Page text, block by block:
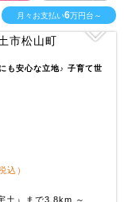
月々お支払い6万円台～
も安心な立地♪ 子育て世
込）
土』まで3.8km ～